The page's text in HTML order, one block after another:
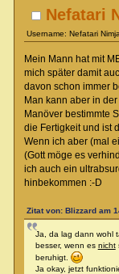
Nefatari
Username: Nefatari
Mein Mann hat mit
mich später damit
davon schon immer
Man kann aber in
Manöver bestimmte
die Fertigkeit und ist
Wenn ich aber (mal
(Gott möge es
ich auch ein
hinbekommen :-D
Zitat von: Blizzard am
Ja, da lag dann wohl
besser, wenn es nicht
beruhigt.
Ja okay, jetzt